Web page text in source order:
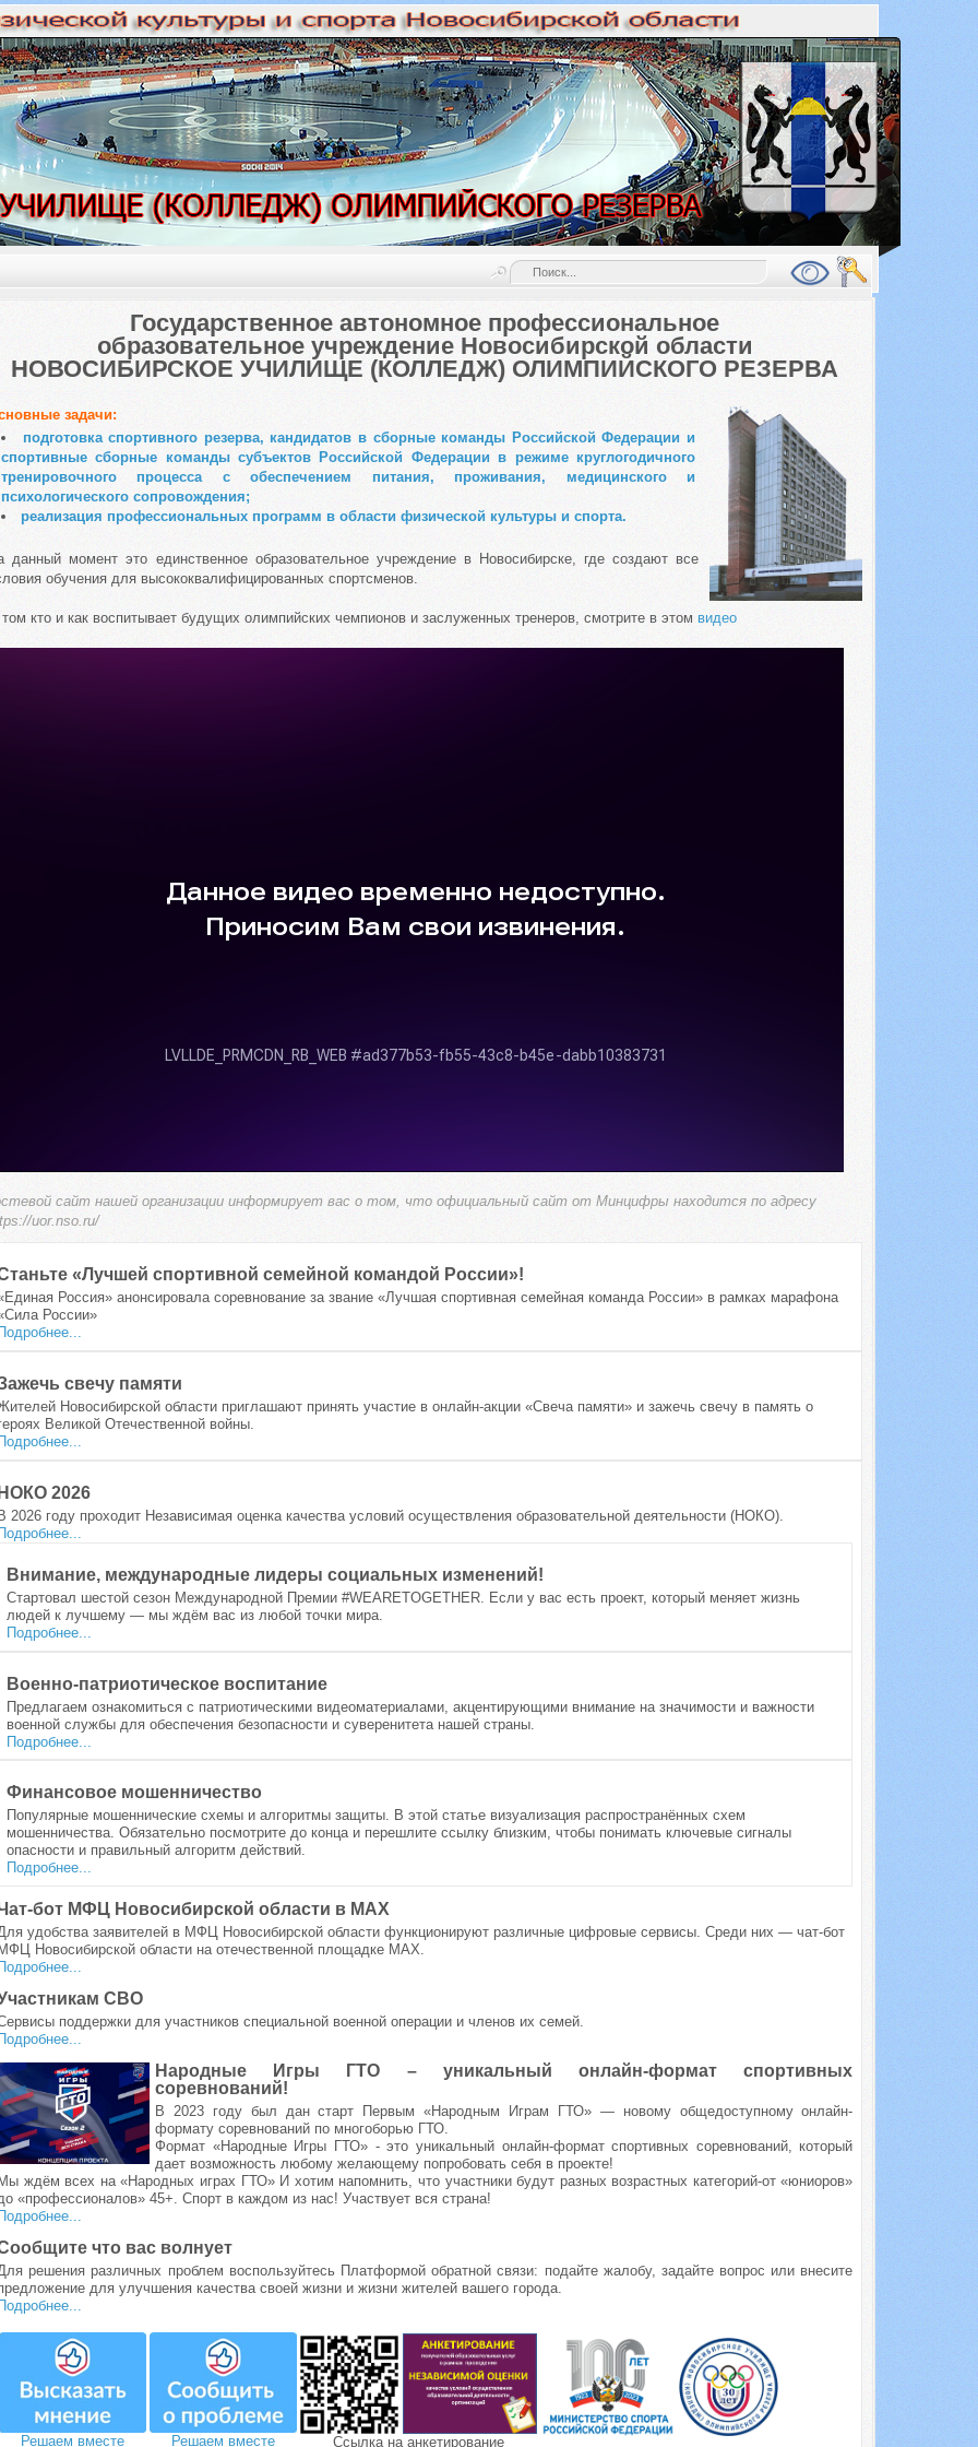
Государственное автономное профессиональное
образовательное учреждение Новосибирской области
НОВОСИБИРСКОЕ УЧИЛИЩЕ (КОЛЛЕДЖ) ОЛИМПИЙСКОГО РЕЗЕРВА
задачи:
подготовка спортивного резерва, кандидатов в сборные команды Российской Федерации и
спортивные сборные команды субъектов Российской Федерации в режиме круглогодичного
тренировочного процесса с обеспечением питания, проживания, медицинского и
психологического сопровождения;
реализация профессиональных программ в области физической культуры и спорта.
данный момент это единственное образовательное учреждение в Новосибирске, где создают все
обучения для высококвалифицированных спортсменов.
кто и как воспитывает будущих олимпийских чемпионов и заслуженных тренеров, смотрите в этом видео
сайт нашей организации информирует вас о том, что официальный сайт от Минцифры находится по адресу
uor.nso.ru/
«Лучшей спортивной семейной командой России»!
Россия» анонсировала соревнование за звание «Лучшая спортивная семейная команда России» в рамках марафона
России»
свечу памяти
Новосибирской области приглашают принять участие в онлайн-акции «Свеча памяти» и зажечь свечу в память о
Великой Отечественной войны.
2026
2026 году проходит Независимая оценка качества условий осуществления образовательной деятельности (НОКО).
Внимание, международные лидеры социальных изменений!
Стартовал шестой сезон Международной Премии #WEARETOGETHER. Если у вас есть проект, который меняет жизнь
людей к лучшему — мы ждём вас из любой точки мира.
Подробнее...
Военно-патриотическое воспитание
Предлагаем ознакомиться с патриотическими видеоматериалами, акцентирующими внимание на значимости и важности
военной службы для обеспечения безопасности и суверенитета нашей страны.
Подробнее...
Финансовое мошенничество
Популярные мошеннические схемы и алгоритмы защиты. В этой статье визуализация распространённых схем
мошенничества. Обязательно посмотрите до конца и перешлите ссылку близким, чтобы понимать ключевые сигналы
опасности и правильный алгоритм действий.
Подробнее...
бот МФЦ Новосибирской области в МАХ
удобства заявителей в МФЦ Новосибирской области функционируют различные цифровые сервисы. Среди них — чат-бот
Новосибирской области на отечественной площадке МАХ.
СВО
поддержки для участников специальной военной операции и членов их семей.
Народные Игры ГТО – уникальный онлайн-формат спортивных
соревнований!
В 2023 году был дан старт Первым «Народным Играм ГТО» — новому общедоступному онлайн-
формату соревнований по многоборью ГТО.
Формат «Народные Игры ГТО» - это уникальный онлайн-формат спортивных соревнований, который
дает возможность любому желающему попробовать себя в проекте!
ждём всех на «Народных играх ГТО» И хотим напомнить, что участники будут разных возрастных категорий-от «юниоров»
«профессионалов» 45+. Спорт в каждом из нас! Участвует вся страна!
что вас волнует
решения различных проблем воспользуйтесь Платформой обратной связи: подайте жалобу, задайте вопрос или внесите
для улучшения качества своей жизни и жизни жителей вашего города.
Решаем вместе Решаем вместе Ссылка на анкетирование